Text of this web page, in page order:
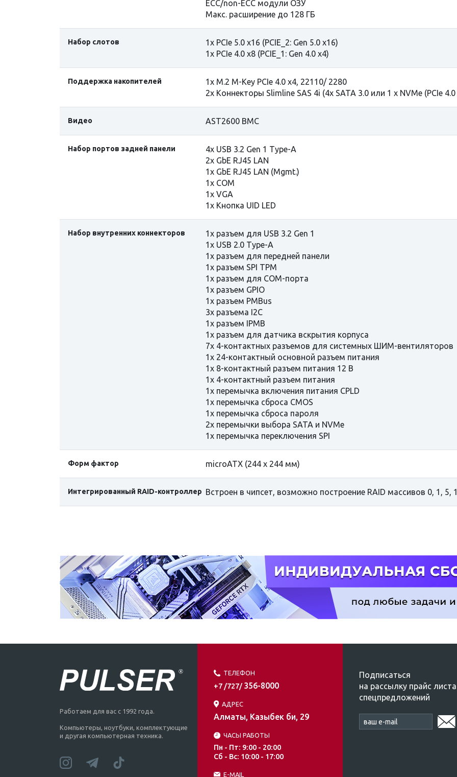
ECC/non-ЕСС модули ОЗУ
Макс. расширение до 128 ГБ
Набор слотов
1x PCIe 5.0 x16 (PCIE_2: Gen 5.0 x16)
1x PCIe 4.0 x8 (PCIE_1: Gen 4.0 x4)
Поддержка накопителей
1x M.2 M-Key PCIe 4.0 x4, 22110/ 2280
2x Коннекторы Slimline SAS 4i (4x SATA 3.0 или 1 x NVMe (PCIe 4.0
Видео AST2600 BMC
Набор портов задней панели
4x USB 3.2 Gen 1 Type-A
2x GbE RJ45 LAN
1x GbE RJ45 LAN (Mgmt.)
1x COM
1x VGA
1x Кнопка UID LED
Набор внутренних коннекторов
1x разъем для USB 3.2 Gen 1
1x USB 2.0 Type-A
1х разъем для передней панели
1х разъем SPI TPM
1х разъем для COM-порта
1х разъем GPIO
1х разъем PMBus
3х разъема I2C
1х разъем IPMB
1х разъем для датчика вскрытия корпуса
7x 4-контактных разъемов для системных ШИМ-вентиляторов
1x 24-контактный основной разъем питания
1x 8-контактный разъем питания 12 В
1x 4-контактный разъем питания
1x перемычка включения питания CPLD
1x перемычка сброса CMOS
1x перемычка сброса пароля
2x перемычки выбора SATA и NVMe
1x перемычка переключения SPI
Форм фактор microATX (244 х 244 мм)
Интегрированный RAID-контроллер Встроен в чипсет, возможно построение RAID массивов 0, 1, 5,
Работаем для вас с 1992 года.
Компьютеры, ноутбуки, комплектующие
и другая компьютерная техника.
ТЕЛЕФОН
+7 /727/ 356-8000
АДРЕС
Алматы, Казыбек би, 29
ЧАСЫ РАБОТЫ
Пн - Пт: 9:00 - 20:00
Сб - Вс: 10:00 - 17:00
E-MAIL
Подписаться
на рассылку прайс
спецпредложений